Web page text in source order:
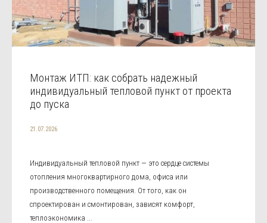
Монтаж ИТП: как собрать надежный
индивидуальный тепловой пункт от проекта
до пуска
21.07.2026
Индивидуальный тепловой пункт — это сердце системы
отопления многоквартирного дома, офиса или
производственного помещения. От того, как он
спроектирован и смонтирован, зависят комфорт,
теплоэкономика ...